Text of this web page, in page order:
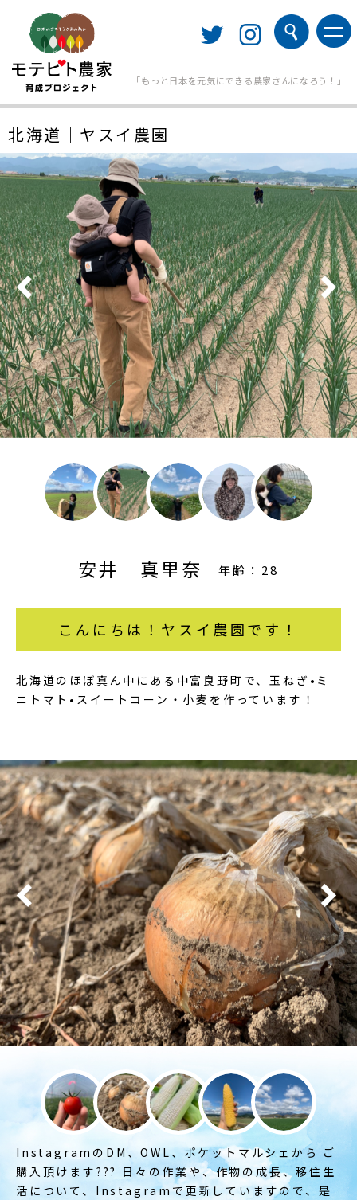
「もっと日本を元気にできる農家さんになろう！」
北海道｜ヤスイ農園
安井 真里奈 年齢：28
こんにちは！ヤスイ農園です！
北海道のほぼ真ん中にある中富良野町で、玉ねぎ•ミ
ニトマト•スイートコーン・小麦を作っています！
InstagramのDM、OWL、ポケットマルシェから ご
購入頂けます??? 日々の作業や、作物の成長、移住生
活について、Instagramで更新していますので、是